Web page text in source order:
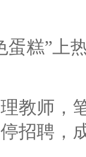
蛋糕”上
教师，
招聘，